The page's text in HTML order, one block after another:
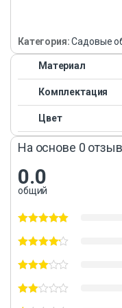
Категория:Садовые
Материал
Комплектация
Цвет
На основе 0
0.0
общий